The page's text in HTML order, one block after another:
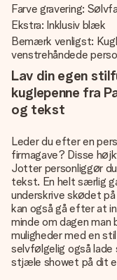
Farve gravering:
Ekstra: Inklusiv blæk
Bemærk venligst:
venstrehåndede
Lav din egen
kuglepenne fra
og tekst
Leder du efter en
firmagave? Disse
Jotter personliggør
tekst. En helt særlig
underskrive skødet
kan også gå efter at
minde om dagen
muligheder med en
selvfølgelig også lade
stjæle showet på dit